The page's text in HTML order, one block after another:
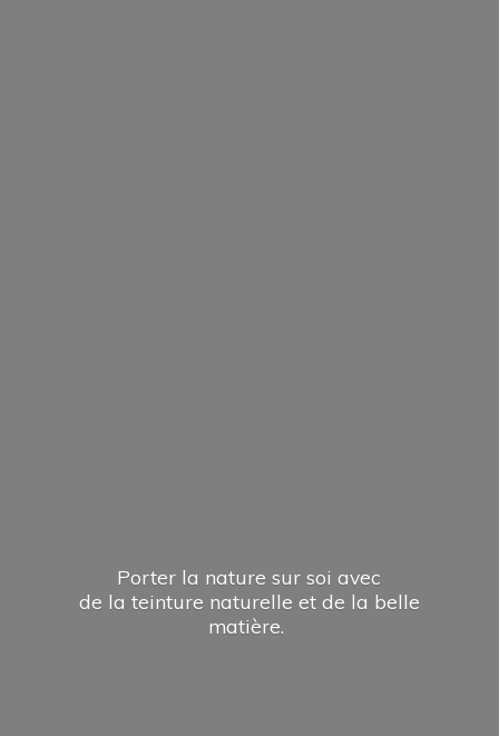
Porter la nature sur soi avec
de la teinture naturelle et de la belle
matière.